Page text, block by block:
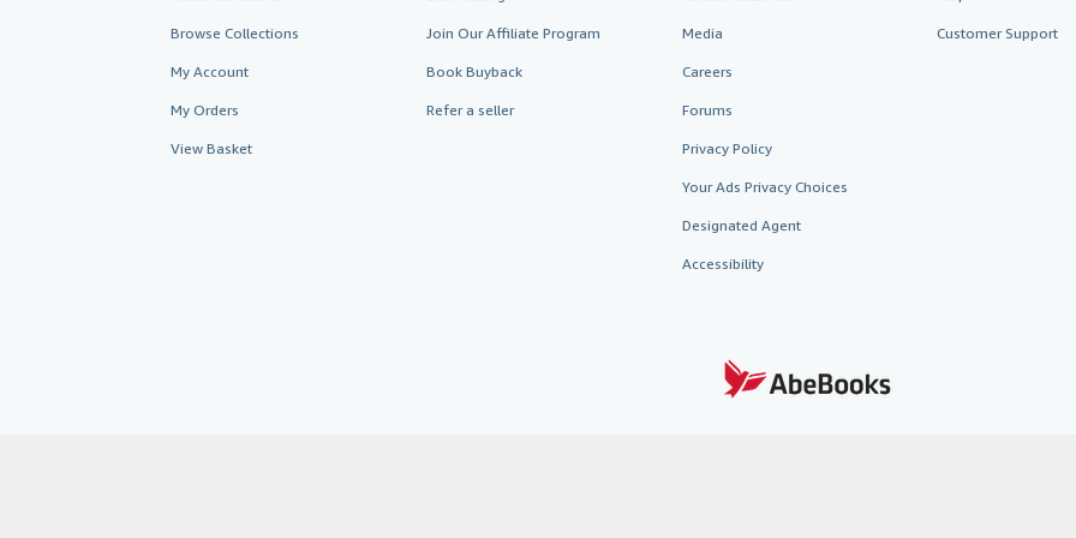
Browse Collections
My Account
My Orders
View Basket
Join Our Affiliate Program
Book Buyback
Refer a seller
Media
Careers
Forums
Privacy Policy
Your Ads Privacy Choices
Designated Agent
Accessibility
Customer Support